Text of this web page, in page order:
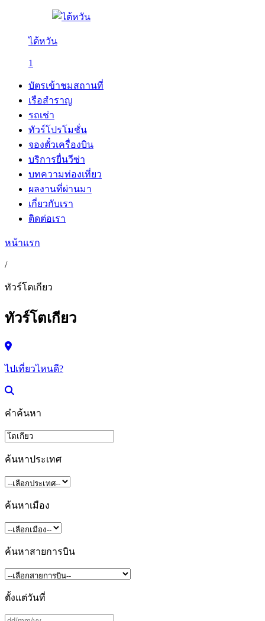
ไต้หวัน
1
บัตรเข้าชมสถานที่
เรือสำราญ
รถเช่า
ทัวร์โปรโมชั่น
จองตั๋วเครื่องบิน
บริการยื่นวีซ่า
บทความท่องเที่ยว
ผลงานที่ผ่านมา
เกี่ยวกับเรา
ติดต่อเรา
หน้าแรก
/
ทัวร์โตเกียว
ทัวร์โตเกียว
ไปเที่ยวไหนดี?
คำค้นหา
ค้นหาประเทศ
ค้นหาเมือง
ค้นหาสายการบิน
ตั้งแต่วันที่